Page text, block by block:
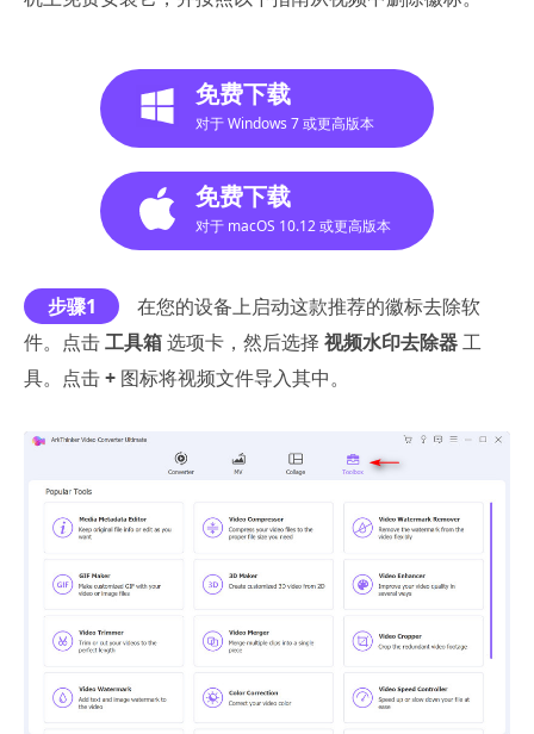
免费下载
对于 Windows 7 或更高版本
免费下载
对于 macOS 10.12 或更高版本
步骤1
在您的设备上启动这款推荐的徽标去除软
件。点击工具箱选项卡，然后选择 视频水印去除器工
具。点击+ 图标将视频文件导入其中。